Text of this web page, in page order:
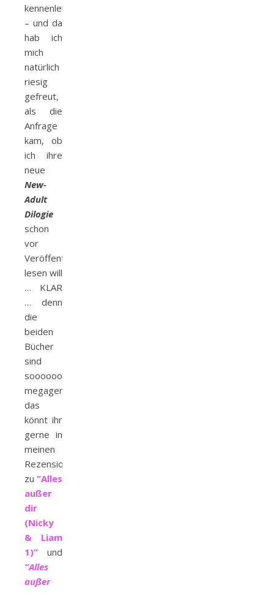
kennenlernen
– und da
hab ich
mich
natürlich
riesig
gefreut,
als die
Anfrage
kam, ob
ich ihre
neue
New-
Adult
Dilogie
schon
vor
Veröffentlichung
lesen will
… KLAR
… denn
die
beiden
Bücher
sind
sooooooo
megagenial…
das
könnt ihr
gerne in
meinen
Rezensionen
zu “Alles
außer
dir
(Nicky
& Liam
1)” und
“Alles
außer